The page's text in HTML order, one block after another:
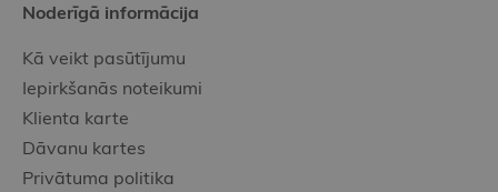
Noderīgā informācija
Kā veikt pasūtījumu
Iepirkšanās noteikumi
Klienta karte
Dāvanu kartes
Privātuma politika